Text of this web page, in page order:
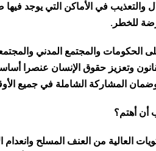
والتعذيب في الأماكن التي يوجد
للخطر.
الحكومات والمجتمع المدني
وتعزيز حقوق الإنسان عنصرا
المشاركة الشاملة في جميع
أن أهتم؟
العالية من العنف المسلح وانعدام